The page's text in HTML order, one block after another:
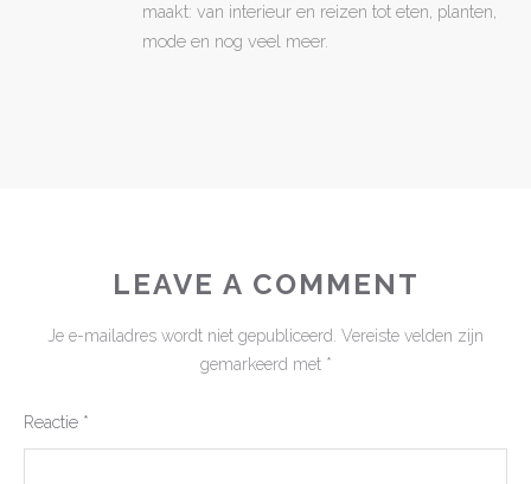
maakt: van interieur en reizen tot eten, planten,
mode en nog veel meer.
LEAVE A COMMENT
Je e-mailadres wordt niet gepubliceerd. Vereiste velden zijn
gemarkeerd met *
Reactie *